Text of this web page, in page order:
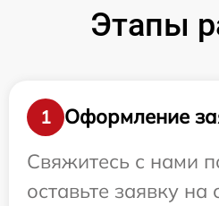
Этапы
1
Оформление
Свяжитесь с нами
оставьте заявку на